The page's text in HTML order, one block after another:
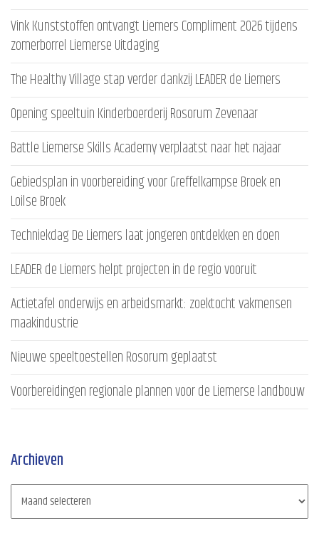
Vink Kunststoffen ontvangt Liemers Compliment 2026 tijdens
zomerborrel Liemerse Uitdaging
The Healthy Village stap verder dankzij LEADER de Liemers
Opening speeltuin Kinderboerderij Rosorum Zevenaar
Battle Liemerse Skills Academy verplaatst naar het najaar
Gebiedsplan in voorbereiding voor Greffelkampse Broek en
Loilse Broek
Techniekdag De Liemers laat jongeren ontdekken en doen
LEADER de Liemers helpt projecten in de regio vooruit
Actietafel onderwijs en arbeidsmarkt: zoektocht vakmensen
maakindustrie
Nieuwe speeltoestellen Rosorum geplaatst
Voorbereidingen regionale plannen voor de Liemerse landbouw
Archieven